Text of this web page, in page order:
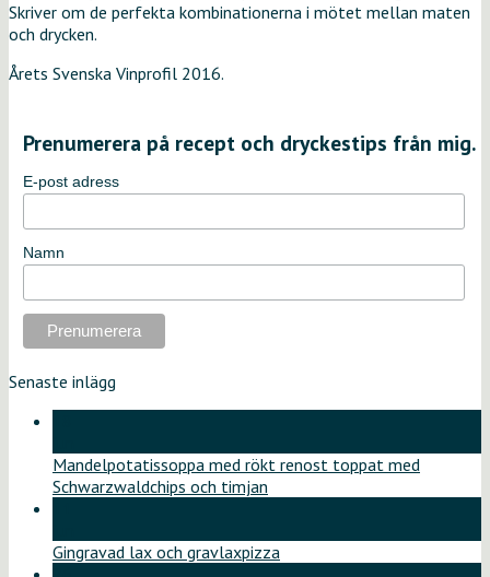
Skriver om de perfekta kombinationerna i mötet mellan maten
och drycken.
Årets Svenska Vinprofil 2016.
Prenumerera på recept och dryckestips från mig.
E-post adress
Namn
Senaste inlägg
Mandelpotatissoppa med rökt renost toppat med
Schwarzwaldchips och timjan
Gingravad lax och gravlaxpizza